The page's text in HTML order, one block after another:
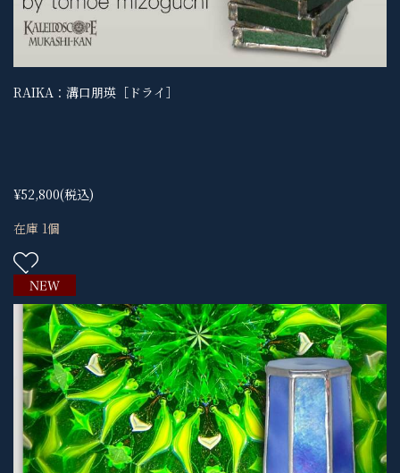
RAIKA：溝口朋瑛［ドライ］
¥52,800(税込)
在庫 1個